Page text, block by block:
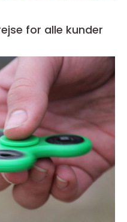
for alle kunder